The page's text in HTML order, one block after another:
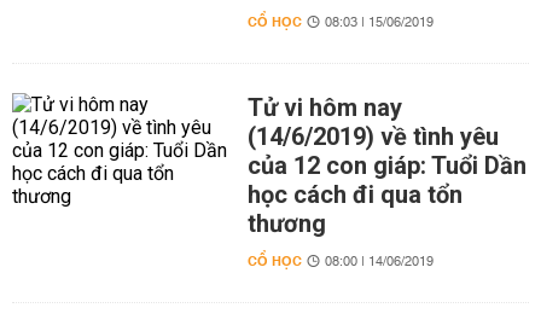
CỔ HỌC 08:03 | 15/06/2019
Tử vi hôm nay
(14/6/2019) về tình yêu
của 12 con giáp: Tuổi Dần
học cách đi qua tổn
thương
CỔ HỌC 08:00 | 14/06/2019